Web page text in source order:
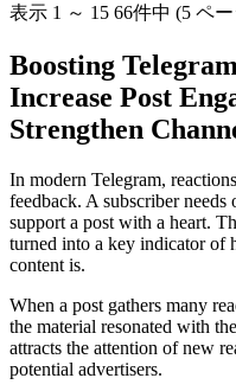
表示 1 ～ 15 66件中 (5 ペ
Boosting
Increase Post
Strengthen
In modern Telegram,
feedback. A subscriber
support a post with a heart.
turned into a key indicator of
content is.
When a post gathers many
the material resonated with
attracts the attention of new
potential advertisers.